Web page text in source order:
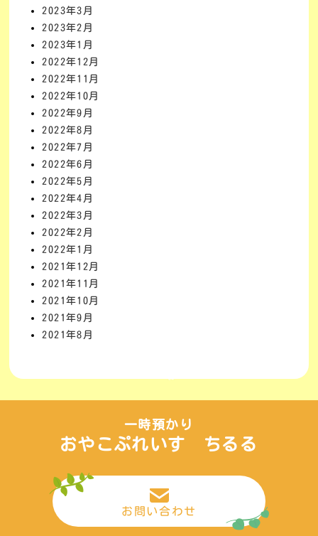
2023年3月
2023年2月
2023年1月
2022年12月
2022年11月
2022年10月
2022年9月
2022年8月
2022年7月
2022年6月
2022年5月
2022年4月
2022年3月
2022年2月
2022年1月
2021年12月
2021年11月
2021年10月
2021年9月
2021年8月
一時預かり
おやこぷれいす ちるる
お問い合わせ